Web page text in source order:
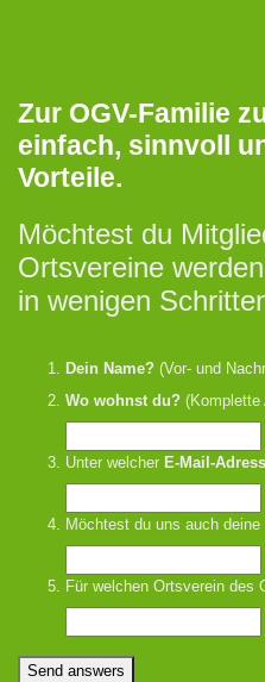
Zur OGV-Familie
einfach, sinnvoll
Vorteile.
Möchtest du
Ortsvereine
in wenigen
Dein Name? (Vor- und
Wo wohnst du? (Komplette
Unter welcher E-Mail-
Möchtest du uns auch deine
Für welchen Ortsverein des
Send answers